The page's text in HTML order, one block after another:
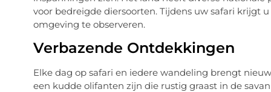
voor bedreigde diersoorten. Tijdens uw safari krijgt
omgeving te observeren.
Verbazende Ontdekkingen
Elke dag op safari en iedere wandeling brengt
een kudde olifanten zijn die rustig graast in de